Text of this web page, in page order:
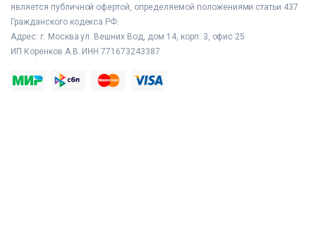
является публичной офертой, определяемой положениями статьи 437
Гражданского кодекса РФ.
Адрес: г. Москва ул. Вешних Вод, дом 14, корп. 3, офис 25
ИП Коренков А.В. ИНН 771673243387